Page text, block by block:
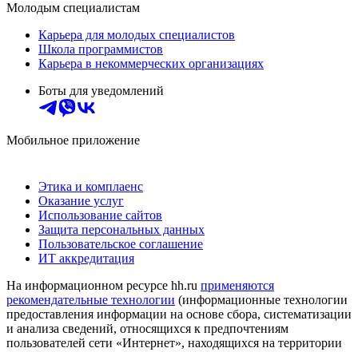
Молодым специалистам
Карьера для молодых специалистов
Школа программистов
Карьера в некоммерческих организациях
Боты для уведомлений
Мобильное приложение
Этика и комплаенс
Оказание услуг
Использование сайтов
Защита персональных данных
Пользовательское соглашение
ИТ аккредитация
На информационном ресурсе hh.ru применяются
рекомендательные технологии (информационные технологии
предоставления информации на основе сбора, систематизации
и анализа сведений, относящихся к предпочтениям
пользователей сети «Интернет», находящихся на территории